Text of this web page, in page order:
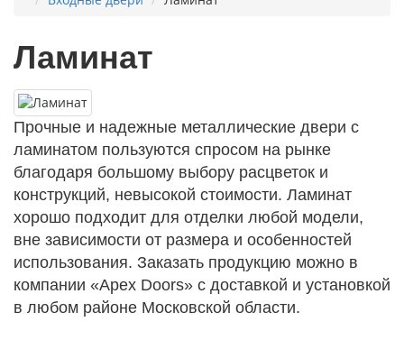
Ламинат
Прочные и надежные металлические двери с
ламинатом пользуются спросом на рынке
благодаря большому выбору расцветок и
конструкций, невысокой стоимости. Ламинат
хорошо подходит для отделки любой модели,
вне зависимости от размера и особенностей
использования. Заказать продукцию можно в
компании «Apex Doors» с доставкой и установкой
в любом районе Московской области.